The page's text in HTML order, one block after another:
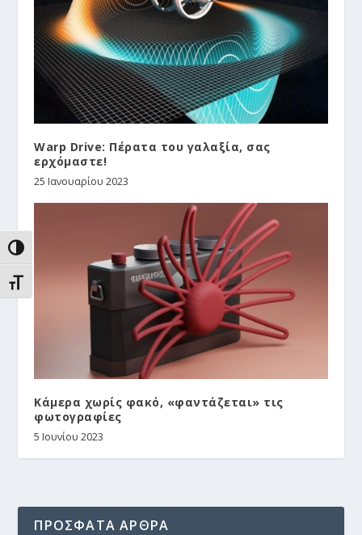
ΕΝΑΛΛΑΓΉ ΥΨΗΛΉΣ ΑΝΤΊΘΕΣΗΣ
ΕΝΑΛΛΑΓΉ ΜΕΓΈΘΟΥΣ ΓΡΑΜΜΆΤΩΝ
Warp Drive: Πέρατα του γαλαξία, σας
ερχόμαστε!
25 Ιανουαρίου 2023
Kάμερα χωρίς φακό, «φαντάζεται» τις
φωτογραφίες
5 Ιουνίου 2023
ΠΡΟΣΦΑΤΑ ΑΡΘΡΑ